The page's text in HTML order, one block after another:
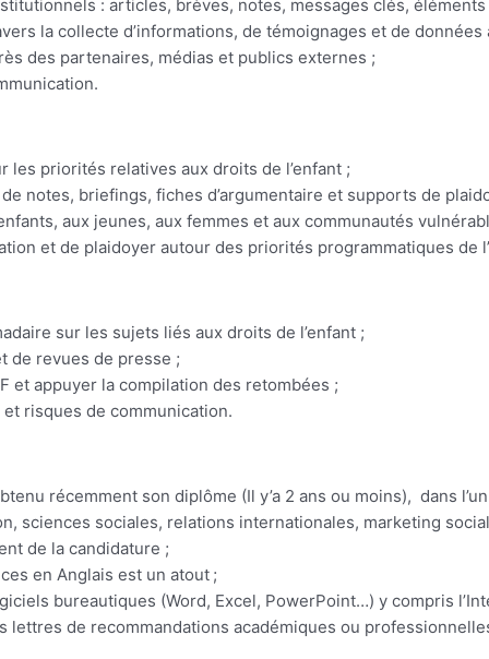
: articles, brèves, notes, messages clés,
la collecte d’informations, de témoignages et de
des partenaires, médias et publics externes ;
priorités relatives aux droits de l’enfant ;
notes, briefings, fiches d’argumentaire et supports de
aux jeunes, aux femmes et aux communautés
et de plaidoyer autour des priorités programmatiques de
sur les sujets liés aux droits de l’enfant ;
de revues de presse ;
et appuyer la compilation des retombées ;
risques de communication.
récemment son diplôme (Il y’a 2 ans ou moins), dans
sciences sociales, relations internationales, marketing
de la candidature ;
en Anglais est un atout ;
bureautiques (Word, Excel, PowerPoint…) y compris
lettres de recommandations académiques ou